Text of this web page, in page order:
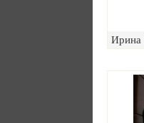
Ирина